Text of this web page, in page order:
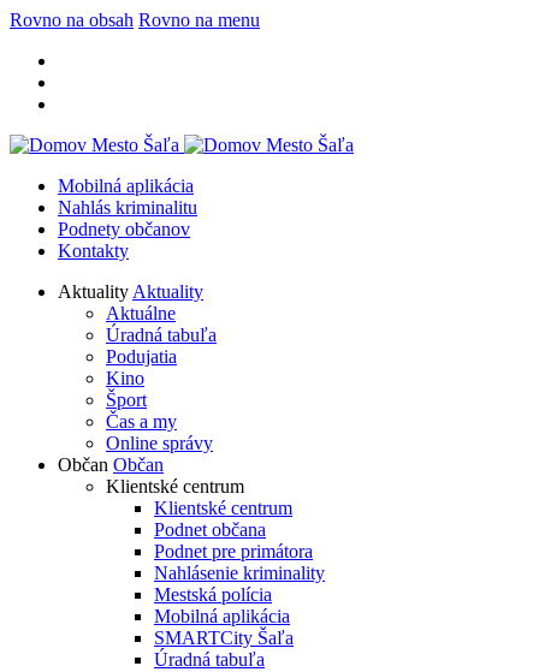
Rovno na obsah Rovno na menu
Mobilná aplikácia
Nahlás kriminalitu
Podnety občanov
Kontakty
Aktuality Aktuality
Aktuálne
Úradná tabuľa
Podujatia
Kino
Šport
Čas a my
Online správy
Občan Občan
Klientské centrum
Klientské centrum
Podnet občana
Podnet pre primátora
Nahlásenie kriminality
Mestská polícia
Mobilná aplikácia
SMARTCity Šaľa
Úradná tabuľa